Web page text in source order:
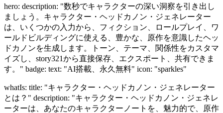
hero: description: "数秒でキャラクターの深い洞察を引き出し
ましょう。キャラクター・ヘッドカノン・ジェネレーター
は、いくつかの入力から、フィクション、ロールプレイ、ワ
ールドビルディングに使える、豊かな、原作を意識したヘッ
ドカノンを生成します。トーン、テーマ、関係性をカスタマ
イズし、story321から直接保存、エクスポート、共有できま
す。" badge: text: "AI搭載、永久無料" icon: "sparkles"
whatIs: title: "キャラクター・ヘッドカノン・ジェネレーター
とは？" description: "キャラクター・ヘッドカノン・ジェネレ
ーターは、あなたのキャラクターノートを、魅力的で、原作